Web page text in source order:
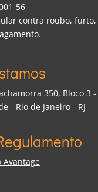
56
contra roubo, furto,
350, Bloco 3 -
- Rio de Janeiro - RJ
Avantage